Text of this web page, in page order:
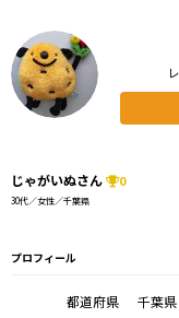
じゃがいぬさん 0
30代／女性／千葉県
プロフィール
都道府県
千葉県